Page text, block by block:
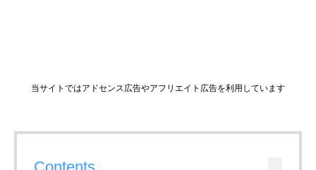
当サイトではアドセンス広告やアフリエイト広告を利用しています